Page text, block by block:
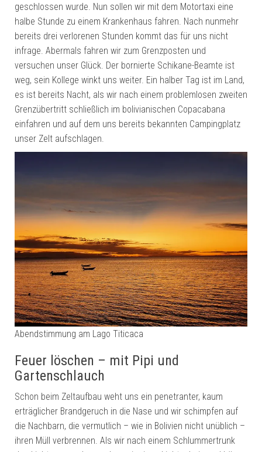
geschlossen wurde. Nun sollen wir mit dem Motortaxi eine
halbe Stunde zu einem Krankenhaus fahren. Nach nunmehr
bereits drei verlorenen Stunden kommt das für uns nicht
infrage. Abermals fahren wir zum Grenzposten und
versuchen unser Glück. Der bornierte Schikane-Beamte ist
weg, sein Kollege winkt uns weiter. Ein halber Tag ist im Land,
es ist bereits Nacht, als wir nach einem problemlosen zweiten
Grenzübertritt schließlich im bolivianischen Copacabana
einfahren und auf dem uns bereits bekannten Campingplatz
unser Zelt aufschlagen.
Abendstimmung am Lago Titicaca
Feuer löschen – mit Pipi und
Gartenschlauch
Schon beim Zeltaufbau weht uns ein penetranter, kaum
erträglicher Brandgeruch in die Nase und wir schimpfen auf
die Nachbarn, die vermutlich – wie in Bolivien nicht unüblich –
ihren Müll verbrennen. Als wir nach einem Schlummertrunk